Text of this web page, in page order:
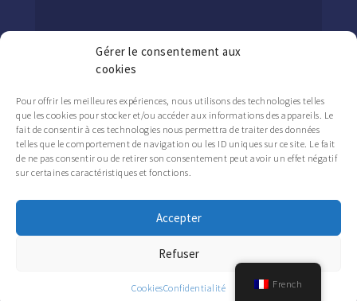
Gérer le consentement aux
cookies
Pour offrir les meilleures expériences, nous utilisons des technologies telles
que les cookies pour stocker et/ou accéder aux informations des appareils. Le
fait de consentir à ces technologies nous permettra de traiter des données
telles que le comportement de navigation ou les ID uniques sur ce site. Le fait
de ne pas consentir ou de retirer son consentement peut avoir un effet négatif
sur certaines caractéristiques et fonctions.
Accepter
Refuser
CookiesConfidentialité
SUIVEZ L’ACTUALITÉ DU
CAFMET
French